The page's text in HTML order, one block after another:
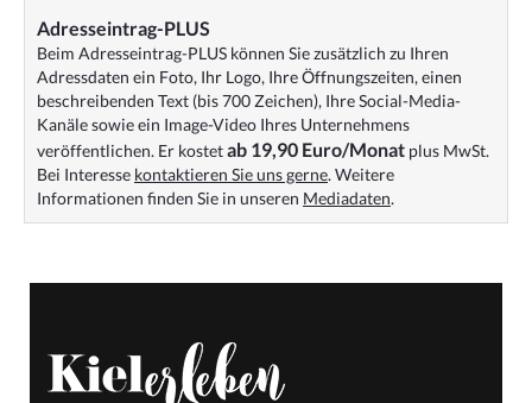
Adresseintrag-PLUS
Beim Adresseintrag-PLUS können Sie zusätzlich zu Ihren
Adressdaten ein Foto, Ihr Logo, Ihre Öffnungszeiten, einen
beschreibenden Text (bis 700 Zeichen), Ihre Social-Media-
Kanäle sowie ein Image-Video Ihres Unternehmens
veröffentlichen. Er kostetab 19,90 Euro/Monat plus MwSt.
Bei Interesse kontaktieren Sie uns gerne. Weitere
Informationen finden Sie in unseren Mediadaten.